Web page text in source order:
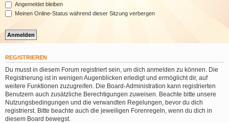
Angemeldet bleiben
Meinen Online-Status während dieser Sitzung verbergen
REGISTRIEREN
Du musst in diesem Forum registriert sein, um dich anmelden zu können. Die
Registrierung ist in wenigen Augenblicken erledigt und ermöglicht dir, auf
weitere Funktionen zuzugreifen. Die Board-Administration kann registrierten
Benutzern auch zusätzliche Berechtigungen zuweisen. Beachte bitte unsere
Nutzungsbedingungen und die verwandten Regelungen, bevor du dich
registrierst. Bitte beachte auch die jeweiligen Forenregeln, wenn du dich in
diesem Board bewegst.